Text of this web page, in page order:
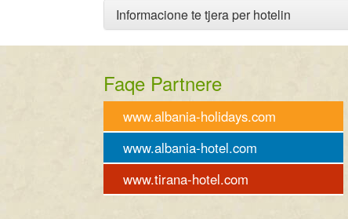
Informacione te tjera per hotelin
Faqe Partnere
www.albania-holidays.com
www.albania-hotel.com
www.tirana-hotel.com